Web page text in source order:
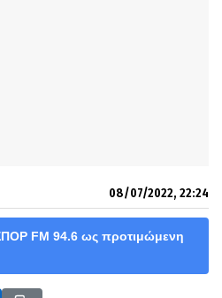
08/07/2022, 22:24
FM 94.6 ως προτιμώμενη